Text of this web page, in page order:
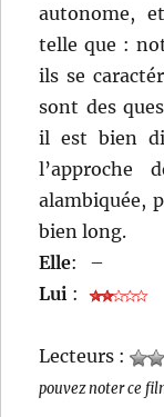
autonome,
telle que :
ils se
sont des
il est bien
l’approche
alambiquée,
bien long.
Elle:
–
Lui :
Lecteurs :
pouvez noter ce